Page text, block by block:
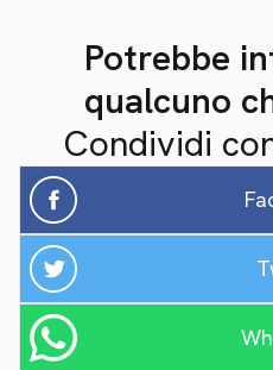
Potrebbe
qualcuno
Condividi